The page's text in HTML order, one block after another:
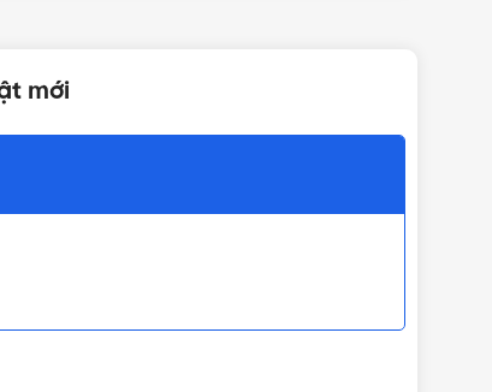
mới